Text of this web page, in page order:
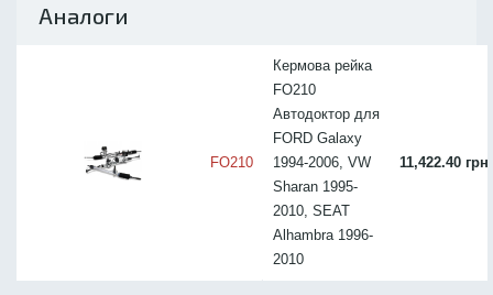
Аналоги
FO210
Кермова рейка
FO210
Автодоктор для
FORD Galaxy
1994-2006, VW
Sharan 1995-
2010, SEAT
Alhambra 1996-
2010
11,422.40 грн